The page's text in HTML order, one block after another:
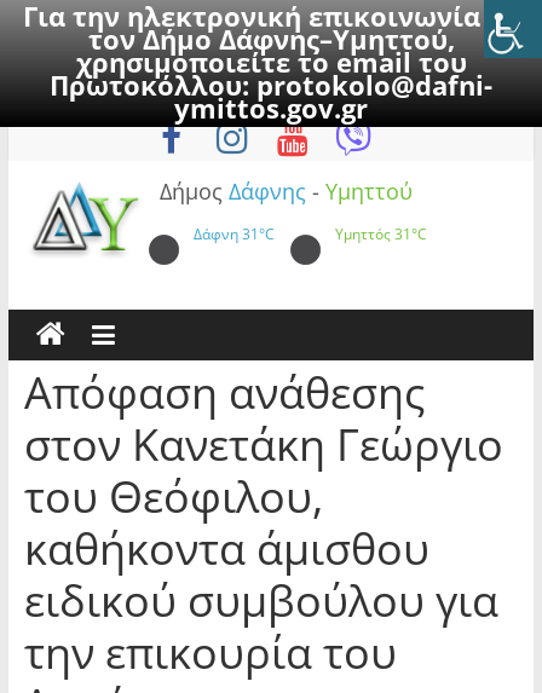
Για την ηλεκτρονική επικοινωνία με
τον Δήμο Δάφνης–Υμηττού,
χρησιμοποιείτε το email του
Πρωτοκόλλου:protokolo@dafni-
ymittos.gov.gr
to
Σάββατο, 8 Αυγούστου 2026
Δήμος Δάφνης - Υμηττού
Δάφνη31°C Υμηττός31°C
Απόφαση ανάθεσης
στον Κανετάκη Γεώργιο
του Θεόφιλου,
καθήκοντα άμισθου
ειδικού συμβούλου για
την επικουρία του